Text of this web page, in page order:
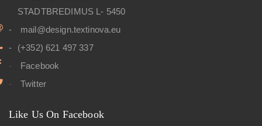
STADTBREDIMUS L- 5450
mail@design.textinova.eu
(+352) 621 497 337
Facebook
Twitter
Like Us On Facebook